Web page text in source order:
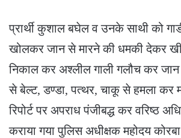
प्रार्थी कुशाल बघेल व उनके साथी को
खोलकर जान से मारने की धमकी देकर
निकाल कर अश्लील गाली गलौच कर
से बेल्ट, डण्डा, पत्थर, चाकू से हमला कर
रिपोर्ट पर अपराध पंजीबद्ध कर वरिष्ठ
कराया गया पुलिस अधीक्षक महोदय